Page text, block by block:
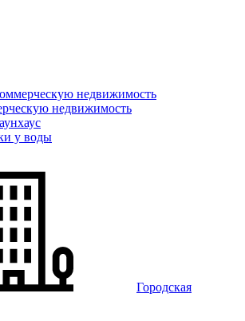
недвижимость
недвижимость
у воды
Городская